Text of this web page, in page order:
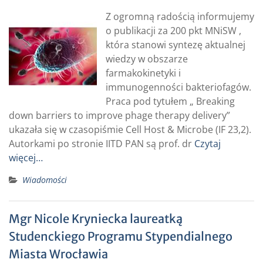
Z ogromną radością informujemy
o publikacji za 200 pkt MNiSW ,
która stanowi syntezę aktualnej
wiedzy w obszarze
farmakokinetyki i
immunogenności bakteriofagów.
Praca pod tytułem „ Breaking
down barriers to improve phage therapy delivery”
ukazała się w czasopiśmie Cell Host & Microbe (IF 23,2).
Autorkami po stronie IITD PAN są prof. dr Czytaj
więcej…
Wiadomości
Mgr Nicole Kryniecka laureatką
Studenckiego Programu Stypendialnego
Miasta Wrocławia